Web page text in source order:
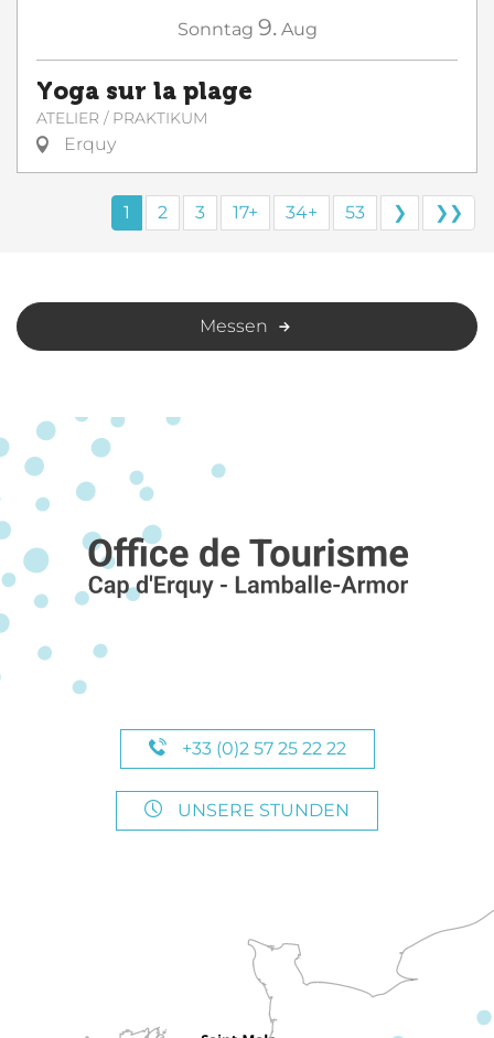
Sonntag 9. Aug
Yoga sur la plage
ATELIER / PRAKTIKUM
Erquy
1 2 3 17+ 34+ 53 ❯ ❯❯
Messen
+33 (0)2 57 25 22 22
UNSERE STUNDEN